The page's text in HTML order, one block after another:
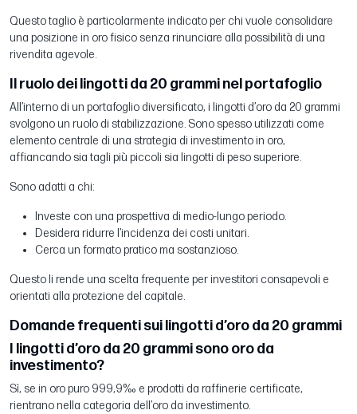
Questo taglio è particolarmente indicato per chi vuole consolidare
una posizione in oro fisico senza rinunciare alla possibilità di una
rivendita agevole.
Il ruolo dei lingotti da 20 grammi nel portafoglio
All’interno di un portafoglio diversificato, i lingotti d’oro da 20 grammi
svolgono un ruolo di stabilizzazione. Sono spesso utilizzati come
elemento centrale di una strategia di investimento in oro,
affiancando sia tagli più piccoli sia lingotti di peso superiore.
Sono adatti a chi:
Investe con una prospettiva di medio-lungo periodo.
Desidera ridurre l’incidenza dei costi unitari.
Cerca un formato pratico ma sostanzioso.
Questo li rende una scelta frequente per investitori consapevoli e
orientati alla protezione del capitale.
Domande frequenti sui lingotti d’oro da 20 grammi
I lingotti d’oro da 20 grammi sono oro da
investimento?
Sì, se in oro puro 999,9‰ e prodotti da raffinerie certificate,
rientrano nella categoria dell’oro da investimento.